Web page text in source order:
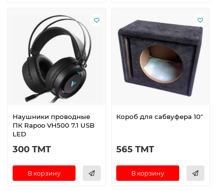
Наушники проводные
ПК Rapoo VH500 7.1 USB
LED
300 TMT
В корзину
Короб для сабвуфера 10"
565 TMT
В корзину